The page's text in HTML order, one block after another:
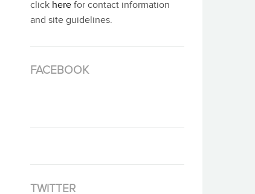
click here for contact information
and site guidelines.
FACEBOOK
TWITTER